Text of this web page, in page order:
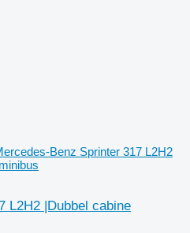
Benz Sprinter 317 L2H2
L2H2 |Dubbel cabine